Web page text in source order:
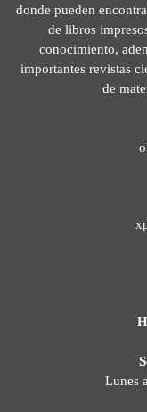
donde pueden
de libros
conocimiento,
importantes revistas
de
Lunes